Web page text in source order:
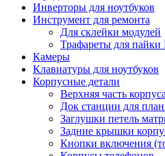
Инверторы для ноутбуков
Инструмент для ремонта
Для склейки модулей
Трафареты для пайки
Камеры
Клавиатуры для ноутбуков
Корпусные детали
Верхняя часть
Док станции для
Заглушки петель
Задние крышки
Кнопки включения